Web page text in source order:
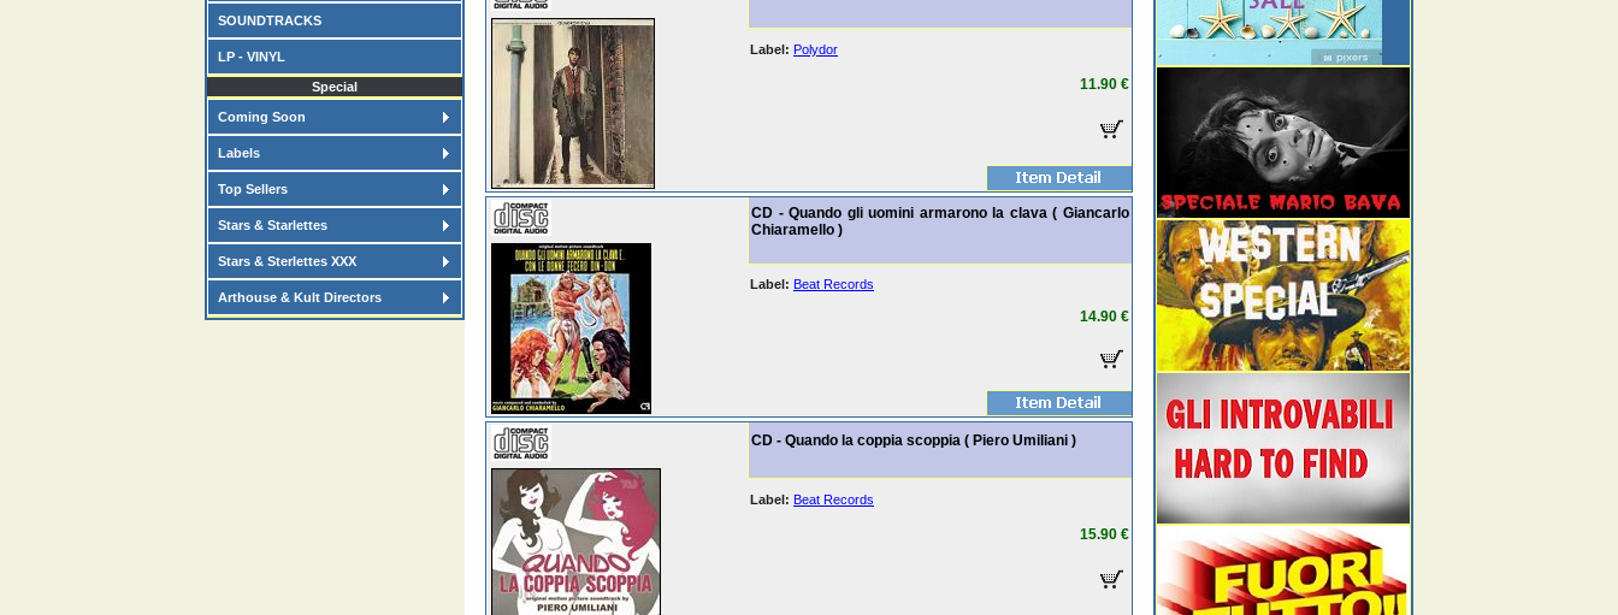
SOUNDTRACKS
LP - VINYL
Special
Coming Soon
Labels
Top Sellers
Stars & Starlettes
Stars & Sterlettes XXX
Arthouse & Kult Directors
Label: Polydor
11.90 €
CD - Quando gli uomini armarono la clava ( Giancarlo
Chiaramello )
Label: Beat Records
14.90 €
CD - Quando la coppia scoppia ( Piero Umiliani )
Label: Beat Records
15.90 €